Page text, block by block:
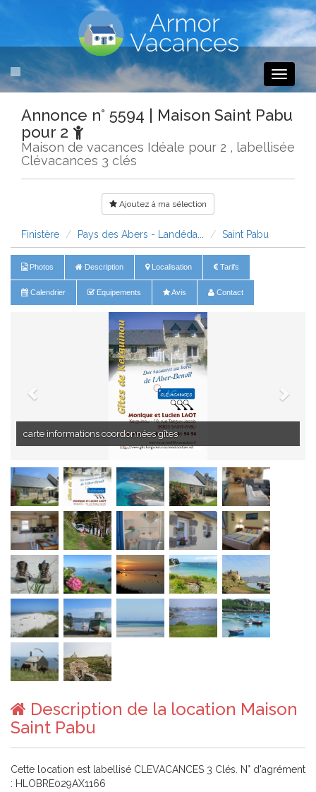
Toggle
Annonce n° 5594 | Maison Saint Pabu
pour 2
Maison de vacances Idéale pour 2 , labellisée
Clévacances 3 clés
Ajoutez à ma sélection
Finistère Pays des Abers - Landéda... Saint Pabu
Photos Description Localisation Tarifs
Calendrier Equipements Avis Contact
vue aérienne de l'aber-benoît à St-Pabu
Description de la location Maison
Saint Pabu
Cette location est labellisé CLEVACANCES 3 Clés. N° d'agrément
: HLOBRE029AX1166